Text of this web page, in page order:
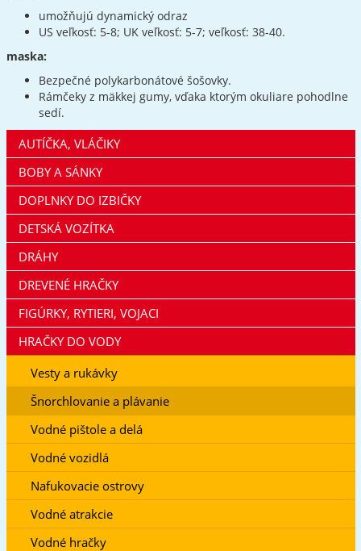
umožňujú dynamický odraz
US veľkosť: 5-8; UK veľkosť: 5-7; veľkosť: 38-40.
maska:
Bezpečné polykarbonátové šošovky.
Rámčeky z mäkkej gumy, vďaka ktorým okuliare pohodlne
sedí.
AUTÍČKA, VLÁČIKY
BOBY A SÁNKY
DOPLNKY DO IZBIČKY
DETSKÁ VOZÍTKA
DRÁHY
DREVENÉ HRAČKY
FIGÚRKY, RYTIERI, VOJACI
HRAČKY DO VODY
Vesty a rukávky
Šnorchlovanie a plávanie
Vodné pištole a delá
Vodné vozidlá
Nafukovacie ostrovy
Vodné atrakcie
Vodné hračky